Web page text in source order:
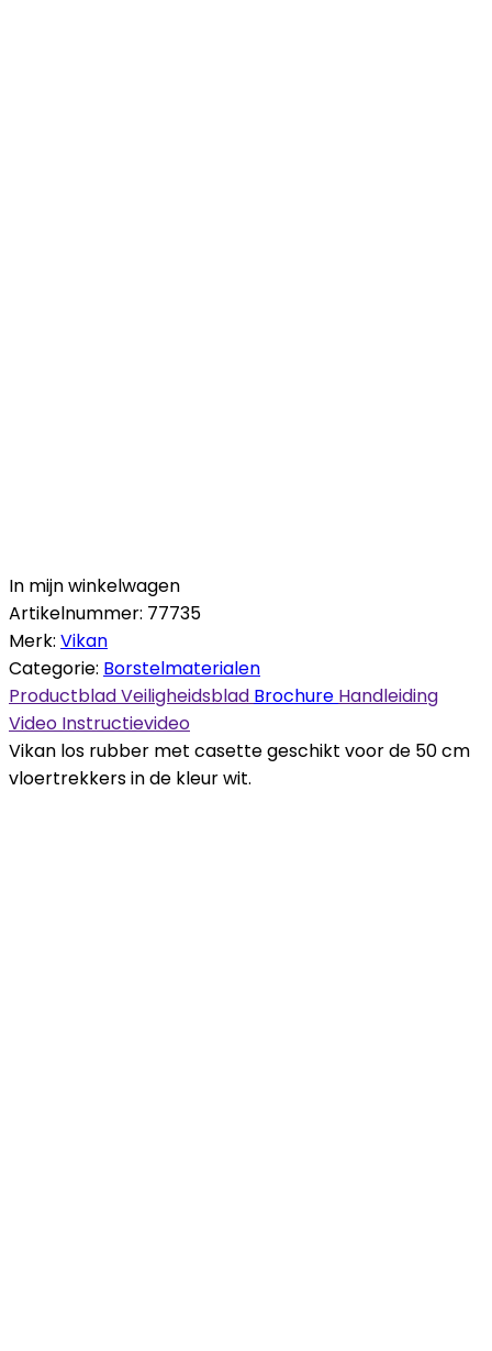
In mijn winkelwagen
Artikelnummer: 77735
Merk: Vikan
Categorie: Borstelmaterialen
ProductbladVeiligheidsblad Brochure Handleiding
Video Instructievideo
Vikan los rubber met casette geschikt voor de 50 cm
vloertrekkers in de kleur wit.